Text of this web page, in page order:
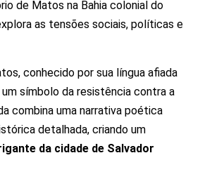
de Matos na Bahia colonial do
as tensões sociais, políticas e
conhecido por sua língua afiada
símbolo da resistência contra a
combina uma narrativa poética
detalhada, criando um
da cidade de Salvador